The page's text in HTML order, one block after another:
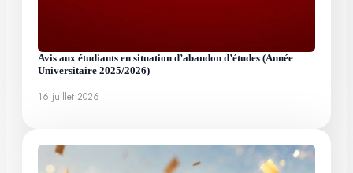
Avis aux étudiants en situation d’abandon d’études (Année
Universitaire 2025/2026)
16 juillet 2026